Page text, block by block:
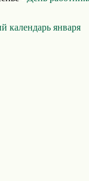
календарь января